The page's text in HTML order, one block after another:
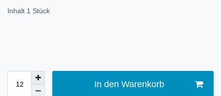
Inhalt 1 Stück
In den Warenkorb